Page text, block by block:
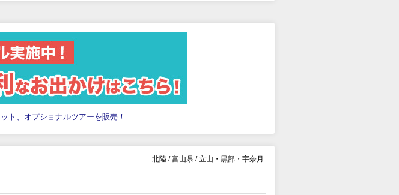
ト、オプショナルツアーを販売！
北陸 / 富山県 / 立山・黒部・宇奈月